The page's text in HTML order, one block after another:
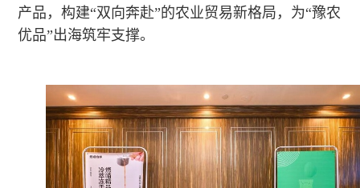
产品，构建“双向奔赴”的农业贸易新格局，为“豫农
优品”出海筑牢支撑。